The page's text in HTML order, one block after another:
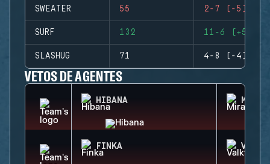
SWEATER 55 2-7 (-5)
SURF 132 11-6 (+5)
SLASHUG 71 4-8 (-4)
VETOS DE AGENTES
HIBANA MIRA
FINKA